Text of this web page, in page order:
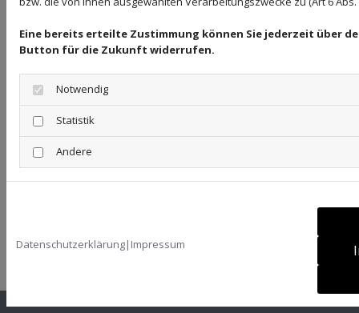
#145373131 - © GM Photography
#54402825 - © Annette Schindler
#208115879 - © KB3
#252429845 - © Wilm Ihlenfeld
Weiterer Bildnachweis
Hörmann
Copyright ©Webseiten erstellen
Eine bereits erteilte Zustimmung können Sie jederzeit über
Button für die Zukunft widerrufen.
Notwendig
Statistik
Andere
Datenschutzerklärung| Impressum